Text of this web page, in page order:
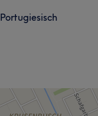
Portugiesisch